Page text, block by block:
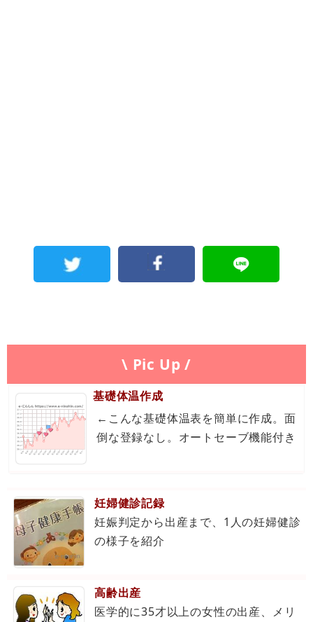
\ Pic Up /
基礎体温作成
←こんな基礎体温表を簡単に作成。面
倒な登録なし。オートセーブ機能付き
妊婦健診記録
妊娠判定から出産まで、1人の妊婦健診
の様子を紹介
高齢出産
医学的に35才以上の女性の出産、メリ